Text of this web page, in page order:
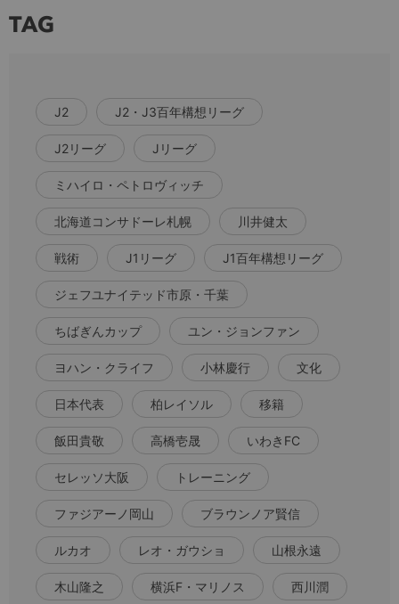
TAG
J2 J2・J3百年構想リーグ
J2リーグ Jリーグ
ミハイロ・ペトロヴィッチ
北海道コンサドーレ札幌 川井健太
戦術 J1リーグ J1百年構想リーグ
ジェフユナイテッド市原・千葉
ちばぎんカップ ユン・ジョンファン
ヨハン・クライフ 小林慶行 文化
日本代表 柏レイソル 移籍
飯田貴敬 高橋壱晟 いわきFC
セレッソ大阪 トレーニング
ファジアーノ岡山 ブラウンノア賢信
ルカオ レオ・ガウショ 山根永遠
木山隆之 横浜F・マリノス 西川潤